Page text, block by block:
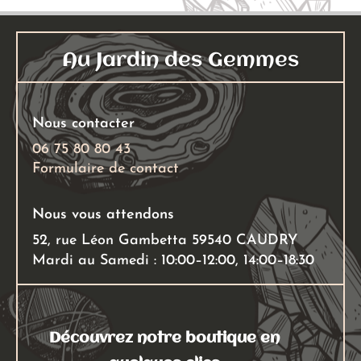
options
être
choisies
sur
la
page
du
produit
choisies
Au Jardin des Gemmes
Nous contacter
06 75 80 80 43
Formulaire de contact
Nous vous attendons
52, rue Léon Gambetta 59540 CAUDRY
Mardi au Samedi : 10:00–12:00, 14:00–18:30
Découvrez notre boutique en